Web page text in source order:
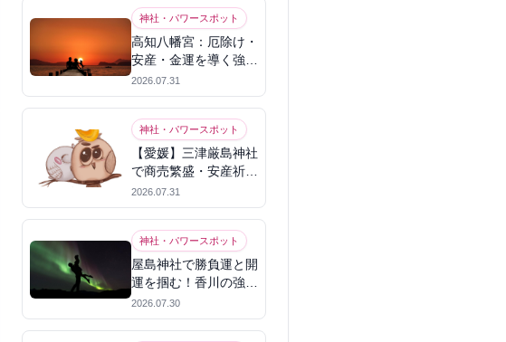
神社・パワースポット
高知八幡宮：厄除け・
安産・金運を導く強力
パワースポット
2026.07.31
神社・パワースポット
【愛媛】三津厳島神社
で商売繁盛・安産祈
願！宗像三女神のパワ
ーを授かる
2026.07.31
神社・パワースポット
屋島神社で勝負運と開
運を掴む！香川の強力
パワースポット
2026.07.30